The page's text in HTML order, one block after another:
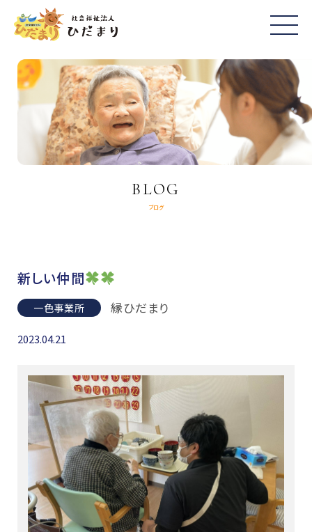
BLOG
ブログ
新しい仲間
一色事業所 縁ひだまり
2023.04.21